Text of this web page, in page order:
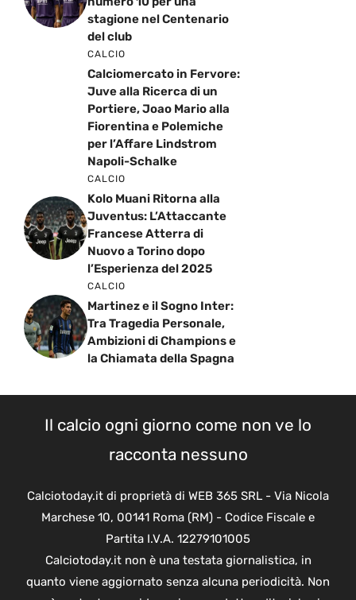
stagione nel Centenario
del club
CALCIO
Calciomercato in Fervore:
Juve alla Ricerca di un
Portiere, Joao Mario alla
Fiorentina e Polemiche
per l’Affare Lindstrom
Napoli-Schalke
CALCIO
Kolo Muani Ritorna alla
Juventus: L’Attaccante
Francese Atterra di
Nuovo a Torino dopo
l’Esperienza del 2025
CALCIO
Martinez e il Sogno Inter:
Tra Tragedia Personale,
Ambizioni di Champions e
la Chiamata della Spagna
Il calcio ogni giorno come non ve lo
racconta nessuno
Calciotoday.it di proprietà di WEB 365 SRL - Via Nicola
Marchese 10, 00141 Roma (RM) - Codice Fiscale e
Partita I.V.A. 12279101005
Calciotoday.it non è una testata giornalistica, in
quanto viene aggiornato senza alcuna periodicità. Non